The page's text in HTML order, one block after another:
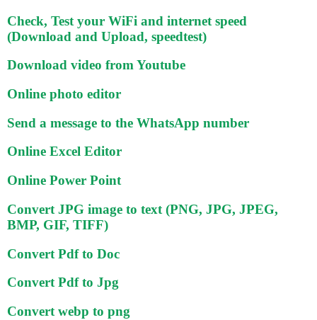
Check, Test your WiFi and internet speed
(Download and Upload, speedtest)
Download video from Youtube
Online photo editor
Send a message to the WhatsApp number
Online Excel Editor
Online Power Point
Convert JPG image to text (PNG, JPG, JPEG,
BMP, GIF, TIFF)
Convert Pdf to Doc
Convert Pdf to Jpg
Convert webp to png